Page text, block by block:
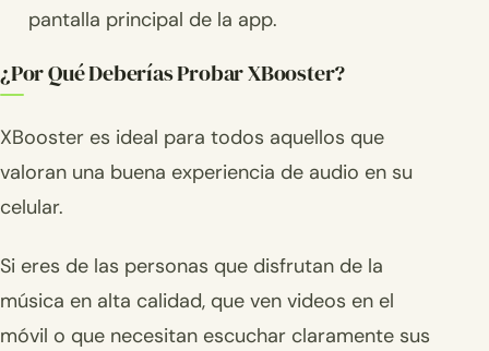
pantalla principal de la app.
¿Por Qué Deberías Probar XBooster?
XBooster es ideal para todos aquellos que
valoran una buena experiencia de audio en su
celular.
Si eres de las personas que disfrutan de la
música en alta calidad, que ven videos en el
móvil o que necesitan escuchar claramente sus